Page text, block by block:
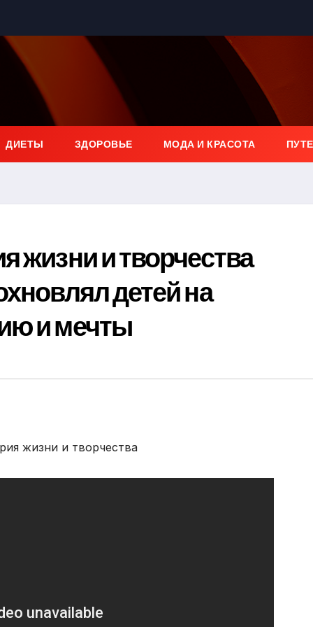
ДИЕТЫ ЗДОРОВЬЕ МОДА И КРАСОТА
жизни и творчества
детей на
и мечты